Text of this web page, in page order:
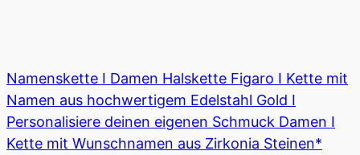
Namenskette I Damen Halskette Figaro I Kette mit
Namen aus hochwertigem Edelstahl Gold I
Personalisiere deinen eigenen Schmuck Damen I
Kette mit Wunschnamen aus Zirkonia Steinen*